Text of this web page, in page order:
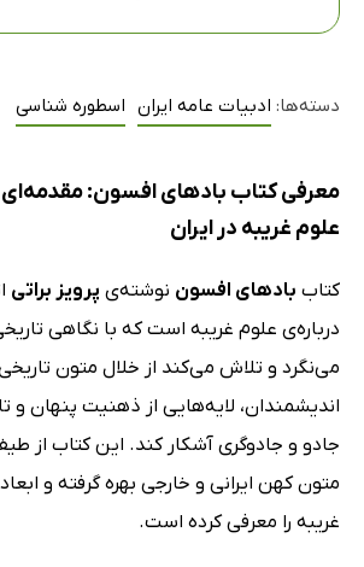
دسته‌ها: ادبیات عامه ایران اسطوره شناسی
معرفی کتاب بادهای افسون:
علوم غریبه در ایران
کتاب بادهای افسون نوشته‌ی پرویز براتی
درباره‌ی علوم غریبه است که با نگاهی
می‌نگرد و تلاش می‌کند از خلال متون تاریخی
اندیشمندان، لایه‌هایی از ذهنیت پنهان و
جادو و جادوگری آشکار کند. این کتاب از
متون کهن ایرانی و خارجی بهره گرفته و
غریبه را معرفی کرده است.